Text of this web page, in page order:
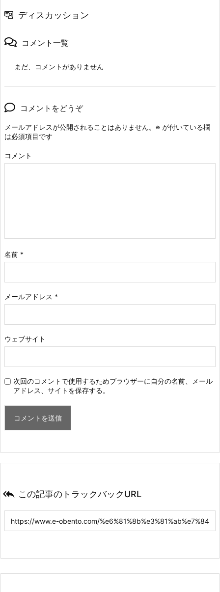
ディスカッション
コメント一覧
まだ、コメントがありません
コメントをどうぞ
メールアドレスが公開されることはありません。 ※ が付いている欄
は必須項目です
コメント
名前 *
メールアドレス *
ウェブサイト
次回のコメントで使用するためブラウザーに自分の名前、メール
アドレス、サイトを保存する。
 この記事のトラックバックURL